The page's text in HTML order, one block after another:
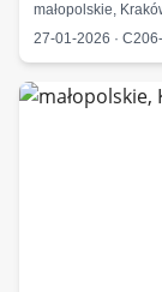
małopolskie,
27-01-2026 ·